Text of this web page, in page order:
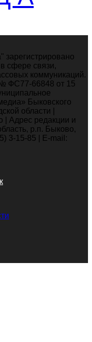
сфере связи,
коммуникаций.
ФС77-66848 от 15
Быковского
области |
| Адрес редакции и
р.п. Быково,
3-15-85 | E-mail: